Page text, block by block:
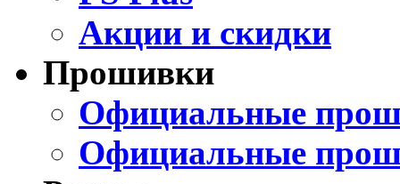
Акции и скидки
Прошивки
Официальные
Официальные